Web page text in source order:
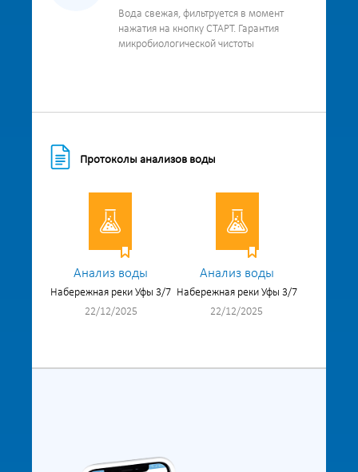
Вода свежая, фильтруется в момент
нажатия на кнопку СТАРТ. Гарантия
микробиологической чистоты
Протоколы анализов воды
Анализ воды
Набережная реки Уфы 3/7
22/12/2025
Анализ воды
Набережная реки Уфы 3/7
22/12/2025